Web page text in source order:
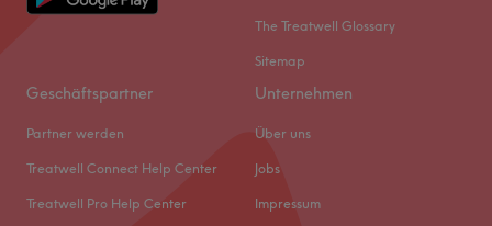
The Treatwell Glossary
Sitemap
Geschäftspartner
Partner werden
Treatwell Connect Help Center
Treatwell Pro Help Center
Unternehmen
Über uns
Jobs
Impressum